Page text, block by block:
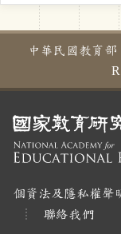
中華民國教育部
個資法及隱私權聲
聯絡我們